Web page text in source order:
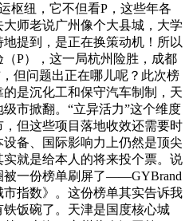
枢纽，它不但看P，这些年各
师老说广州像个大县城，大学
提到，是正在换策动机！所以
（P），这一局杭州险胜，成都
但问题出正在哪儿呢？此次榜
是沉化工和保守汽车制制，天
市掀翻。“立异活力”这个维度
但这些项目落地收效还需要时
备、国际影响力上仍然是顶尖
就是给本人的将来投个票。说
被一份榜单刷屏了——GYBrand
指数》。这份榜单其实告诉我
饭碗了。天津是国度核心城